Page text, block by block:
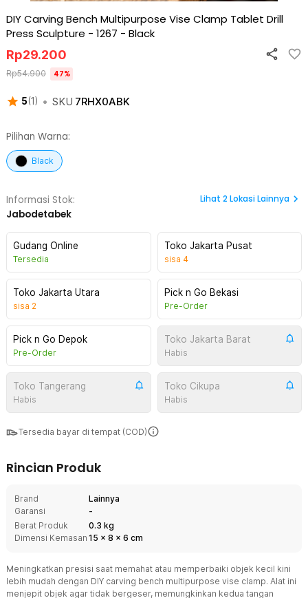
DIY Carving Bench Multipurpose Vise Clamp Tablet Drill
Press Sculpture - 1267 - Black
5(1 ) • SKU 7RHX0ABK
Rp29.200
Rp54.900 47%
Pilihan Warna:
Black
Informasi Stok:
Jabodetabek
Lihat 2Lokasi Lainnya
Gudang Online
Tersedia
Toko Jakarta Pusat
sisa 4
Toko Jakarta Utara
sisa 2
Pick n Go Bekasi
Pre-Order
Pick n Go Depok
Pre-Order
Toko Jakarta Barat
Habis
Toko Tangerang
Habis
Toko Cikupa
Habis
Tersedia bayar di tempat (COD)
Rincian Produk
Brand
Lainnya
Garansi
-
Berat Produk
0.3 kg
Dimensi Kemasan 15 x 8 x 6 cm
Meningkatkan presisi saat memahat atau memperbaiki objek kecil kini
lebih mudah dengan DIY carving bench multipurpose vise clamp. Alat ini
menjepit objek agar tidak bergeser, memungkinkan kedua tangan